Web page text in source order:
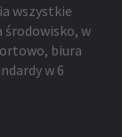
wszystkie
środowisko, w
biura
w 6